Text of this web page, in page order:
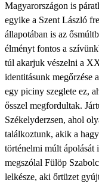
Magyarországon is
egyike a Szent László
állapotában is az
élményt fontos a
túl akarjuk vészelni a
identitásunk megőrzése
egy piciny szeglete ez,
ősszel megfordultak.
Székelyderzsen, ahol
találkoztunk, akik a
történelmi múlt
megszólal Fülöp
lelkésze, aki őrtüzet